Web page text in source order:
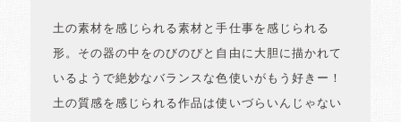
土の素材を感じられる素材と手仕事を感じられる
形。その器の中をのびのびと自由に大胆に描かれて
いるようで絶妙なバランスな色使いがもう好きー！
土の質感を感じられる作品は使いづらいんじゃない